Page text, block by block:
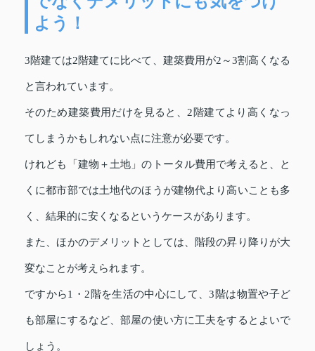
よう！
3階建ては2階建てに比べて、建築費用が2～3割高くなる
と言われています。
そのため建築費用だけを見ると、2階建てより高くなっ
てしまうかもしれない点に注意が必要です。
けれども「建物＋土地」のトータル費用で考えると、と
くに都市部では土地代のほうが建物代より高いことも多
く、結果的に安くなるというケースがあります。
また、ほかのデメリットとしては、階段の昇り降りが大
変なことが考えられます。
ですから1・2階を生活の中心にして、3階は物置や子ど
も部屋にするなど、部屋の使い方に工夫をするとよいで
しょう。